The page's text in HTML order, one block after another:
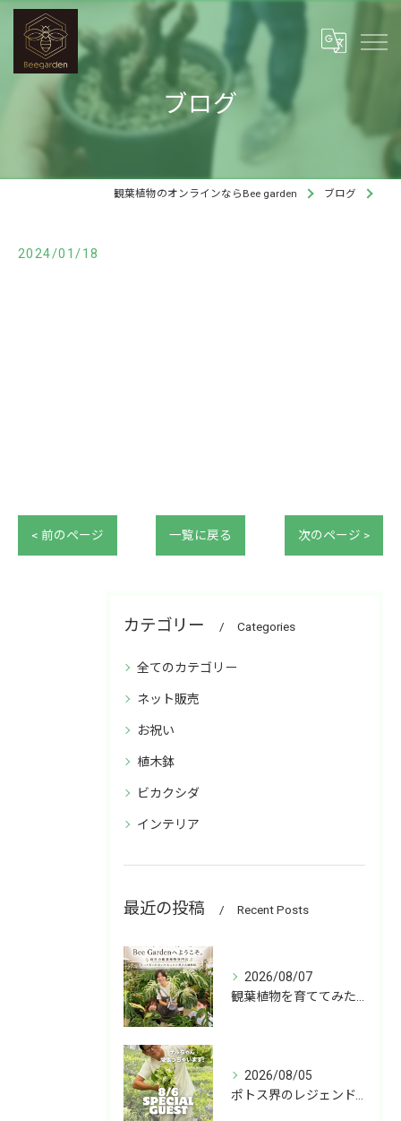
ブログ
観葉植物のオンラインならBee garden ブログ
2024/01/18
< 前のページ 一覧に戻る 次のページ >
カテゴリー Categories
全てのカテゴリー
ネット販売
お祝い
植木鉢
ビカクシダ
インテリア
最近の投稿 Recent Posts
2026/08/07
2026/08/05